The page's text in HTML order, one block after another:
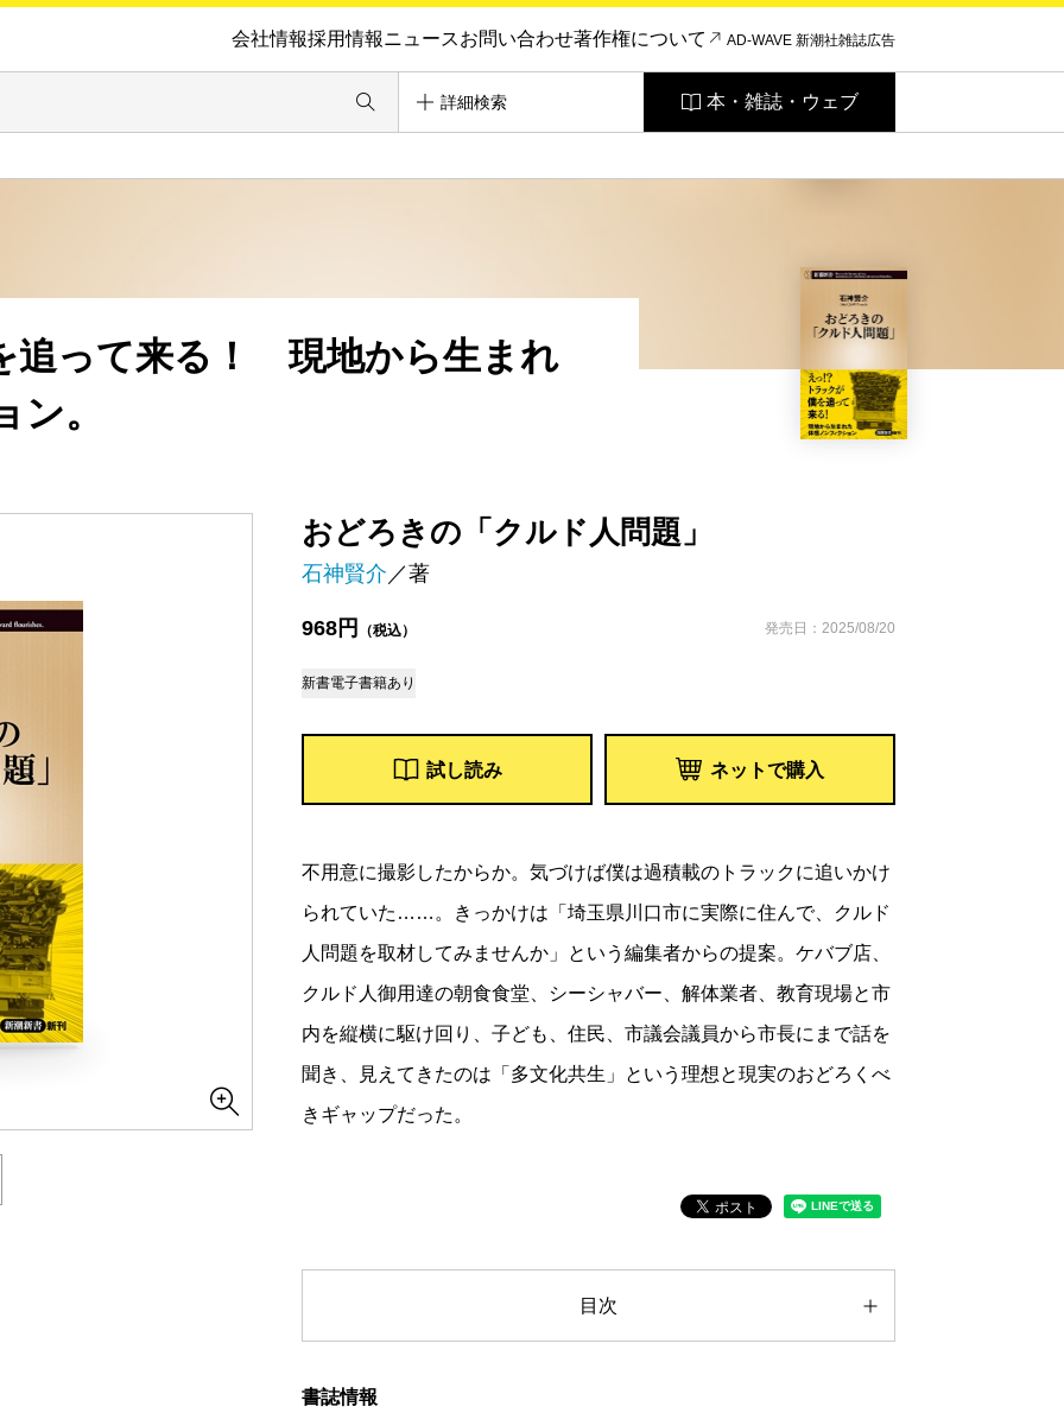
会社情報採用情報ニュースお問い合わせ著作権について AD-WAVE 新潮社雑誌広告
詳細検索 本・雑誌・ウェブ
おどろきの「クルド人問題」
石神賢介 ／著
968円 （税込） 発売日：2025/08/20
新書電子書籍あり
試し読み ネットで購入
って来る！ 現地から生まれ
。
不用意に撮影したからか。気づけば僕は過積載のトラックに追いかけ
られていた……。きっかけは「埼玉県川口市に実際に住んで、クルド
人問題を取材してみませんか」という編集者からの提案。ケバブ店、
クルド人御用達の朝食食堂、シーシャバー、解体業者、教育現場と市
内を縦横に駆け回り、子ども、住民、市議会議員から市長にまで話を
聞き、見えてきたのは「多文化共生」という理想と現実のおどろくべ
きギャップだった。
目次
書誌情報